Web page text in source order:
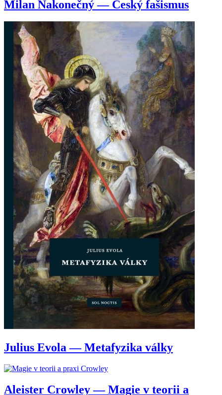
Milan Nakonečný — Český fašismus
Julius Evola — Metafyzika války
Aleister Crowley — Magie v teorii a